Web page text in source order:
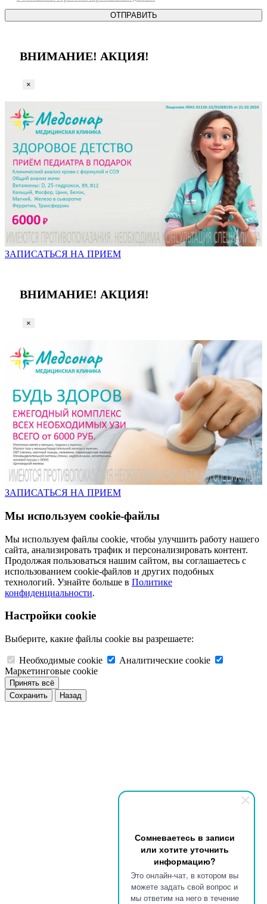
Сомневаетесь в записи
или хотите уточнить
информацию?
Это онлайн-чат, в котором вы
можете задать свой вопрос и
мы ответим на него в течение
ОТПРАВИТЬ
ВНИМАНИЕ! АКЦИЯ!
×
ЗАПИСАТЬСЯ НА ПРИЕМ
ВНИМАНИЕ! АКЦИЯ!
×
ЗАПИСАТЬСЯ НА ПРИЕМ
Мы используем cookie-файлы
Мы используем файлы cookie, чтобы улучшить работу нашего
сайта, анализировать трафик и персонализировать контент.
Продолжая пользоваться нашим сайтом, вы соглашаетесь с
использованием cookie-файлов и других подобных
технологий. Узнайте больше в Политике
конфиденциальности.
Настройки cookie
Выберите, какие файлы cookie вы разрешаете:
Необходимые cookie
Аналитические cookie
Маркетинговые cookie
Принять всё
Сохранить
Назад